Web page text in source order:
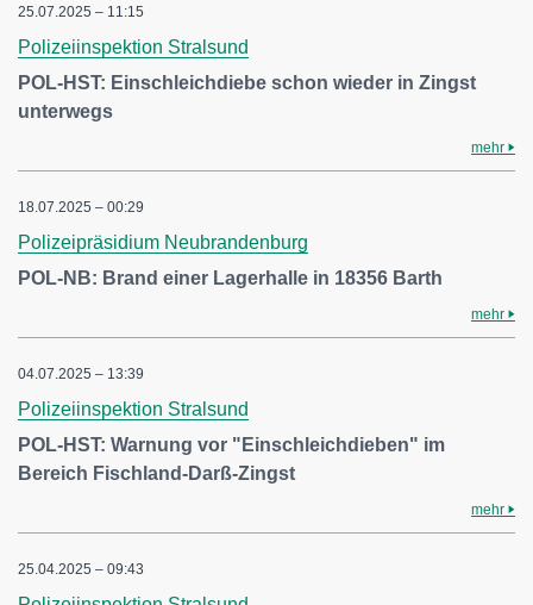
25.07.2025 – 11:15
Polizeiinspektion Stralsund
POL-HST: Einschleichdiebe schon wieder in Zingst
unterwegs
mehr
18.07.2025 – 00:29
Polizeipräsidium Neubrandenburg
POL-NB: Brand einer Lagerhalle in 18356 Barth
mehr
04.07.2025 – 13:39
Polizeiinspektion Stralsund
POL-HST: Warnung vor "Einschleichdieben" im
Bereich Fischland-Darß-Zingst
mehr
25.04.2025 – 09:43